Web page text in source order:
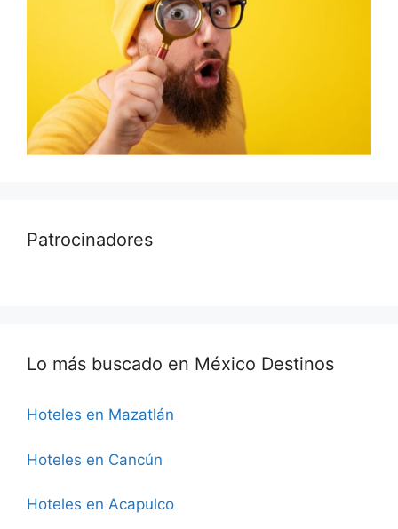
Patrocinadores
Lo más buscado en México Destinos
Hoteles en Mazatlán
Hoteles en Cancún
Hoteles en Acapulco